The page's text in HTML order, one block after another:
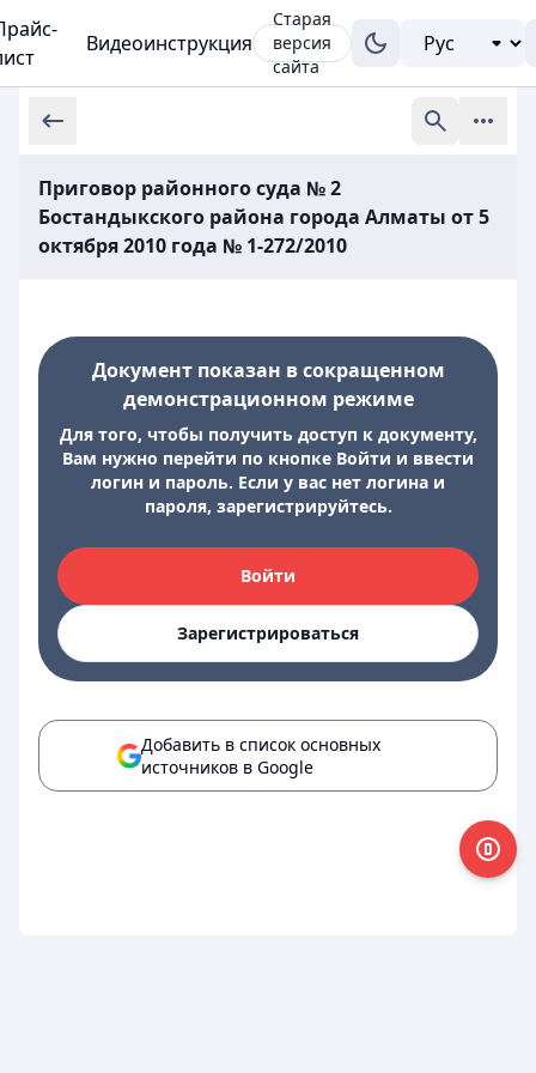
Видеоинструкция
Старая
версия
сайта
Приговор районного суда № 2
Бостандыкского района города Алматы от 5
октября 2010 года № 1-272/2010
Документ показан в сокращенном
демонстрационном режиме
Для того, чтобы получить доступ к документу,
Вам нужно перейти по кнопке Войти и ввести
логин и пароль. Если у вас нет логина и
пароля, зарегистрируйтесь.
Войти
Зарегистрироваться
Добавить в список основных
источников в Google